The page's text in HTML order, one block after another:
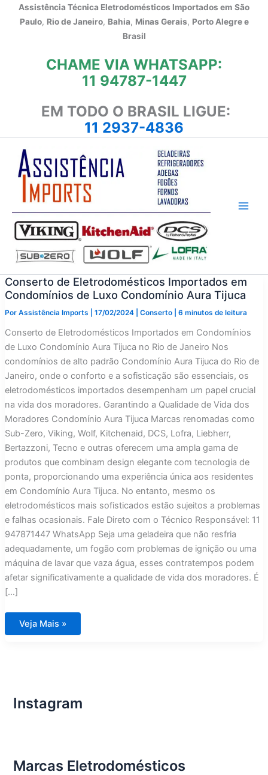
Assistência Técnica Eletrodomésticos Importados em São
Paulo, Rio de Janeiro, Bahia, Minas Gerais, Porto Alegre e
Brasil
CHAME VIA WHATSAPP:
11 94787-1447
EM TODO O BRASIL LIGUE:
11 2937-4836
Conserto de Eletrodomésticos Importados em
Condomínios de Luxo Condomínio Aura Tijuca
Por Assistência Imports 17/02/2024 Conserto| 6 minutos de leitura
Conserto de Eletrodomésticos Importados em Condomínios
de Luxo Condomínio Aura Tijuca no Rio de Janeiro Nos
condomínios de alto padrão Condomínio Aura Tijuca do Rio de
Janeiro, onde o conforto e a sofisticação são essenciais, os
eletrodomésticos importados desempenham um papel crucial
na vida dos moradores. Garantindo a Qualidade de Vida dos
Moradores Condomínio Aura Tijuca Marcas renomadas como
Sub-Zero, Viking, Wolf, Kitchenaid, DCS, Lofra, Liebherr,
Bertazzoni, Tecno e outras oferecem uma ampla gama de
produtos que combinam design elegante com tecnologia de
ponta, proporcionando uma experiência única aos residentes
em Condomínio Aura Tijuca. No entanto, mesmo os
eletrodomésticos mais sofisticados estão sujeitos a problemas
e falhas ocasionais. Fale Direto com o Técnico Responsável: 11
947871447 WhatsApp Seja uma geladeira que não resfria
adequadamente, um fogão com problemas de ignição ou uma
máquina de lavar que vaza água, esses contratempos podem
afetar significativamente a qualidade de vida dos moradores. É
[…]
Conserto
Aura
Tijuca
Veja Mais »
Instagram
Marcas Eletrodomésticos